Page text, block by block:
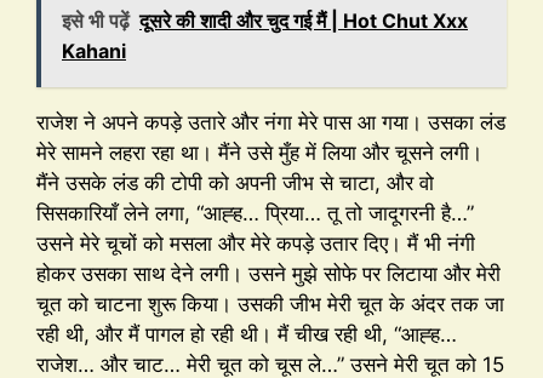
इसे भी पढ़ें दूसरे की शादी और चुद गई मैं | Hot Chut Xxx
Kahani
राजेश ने अपने कपड़े उतारे और नंगा मेरे पास आ गया। उसका लंड
मेरे सामने लहरा रहा था। मैंने उसे मुँह में लिया और चूसने लगी।
मैंने उसके लंड की टोपी को अपनी जीभ से चाटा, और वो
सिसकारियाँ लेने लगा, “आह्ह… प्रिया… तू तो जादूगरनी है…”
उसने मेरे चूचों को मसला और मेरे कपड़े उतार दिए। मैं भी नंगी
होकर उसका साथ देने लगी। उसने मुझे सोफे पर लिटाया और मेरी
चूत को चाटना शुरू किया। उसकी जीभ मेरी चूत के अंदर तक जा
रही थी, और मैं पागल हो रही थी। मैं चीख रही थी, “आह्ह…
राजेश… और चाट… मेरी चूत को चूस ले…” उसने मेरी चूत को 15